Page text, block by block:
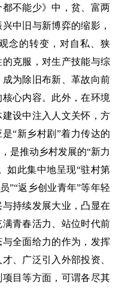
不能少》中，贫、富两
中旧与新博弈的缩影，
念的转变，对自私、狭
克服，对生产技能与综
为除旧布新、革故向前
心内容。此外，在环境
设中注入人文关怀，方
“新乡村剧”着力传达的
是推动乡村发展的“新力
如此集中地呈现“驻村第
”“返乡创业青年”等年轻
持续发展大业，凸显在
青春活力、站位时代前
全面给力的作为，发挥
、广泛引入外部投资、
目等方面，可谓各尽其